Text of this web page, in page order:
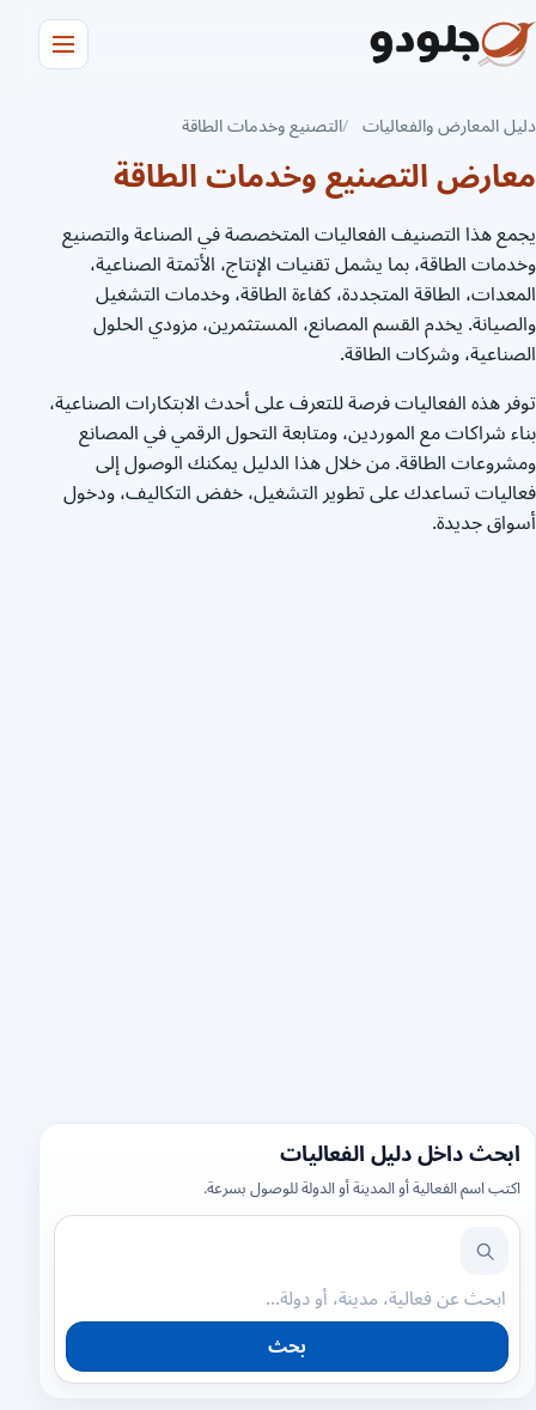
دليل المعارض والفعاليات التصنيع وخدمات الطاقة
معارض التصنيع وخدمات الطاقة
يجمع هذا التصنيف الفعاليات المتخصصة في الصناعة والتصنيع
وخدمات الطاقة، بما يشمل تقنيات الإنتاج، الأتمتة الصناعية،
المعدات، الطاقة المتجددة، كفاءة الطاقة، وخدمات التشغيل
والصيانة. يخدم القسم المصانع، المستثمرين، مزودي الحلول
الصناعية، وشركات الطاقة.
توفر هذه الفعاليات فرصة للتعرف على أحدث الابتكارات الصناعية،
بناء شراكات مع الموردين، ومتابعة التحول الرقمي في المصانع
ومشروعات الطاقة. من خلال هذا الدليل يمكنك الوصول إلى
فعاليات تساعدك على تطوير التشغيل، خفض التكاليف، ودخول
أسواق جديدة.
ابحث داخل دليل الفعاليات
اكتب اسم الفعالية أو المدينة أو الدولة للوصول بسرعة.
بحث